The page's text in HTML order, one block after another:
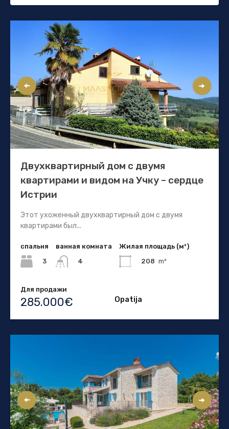
Двухквартирный дом с двумя
квартирами и видом на Учку – сердце
Истрии
Этот ухоженный двухквартирный дом с двумя
квартирами был...
спальня
3
ванная комната
4
Жилая площадь (м²)
208 m²
Для продажи
285.000€ Opatija